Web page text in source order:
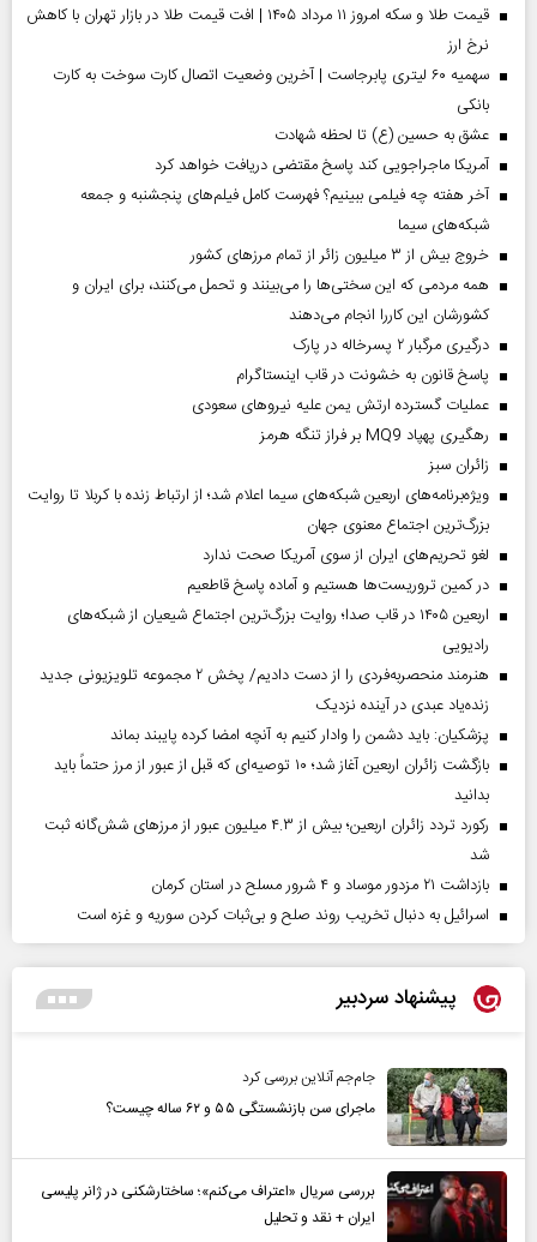
قیمت طلا و سکه امروز ۱۱ مرداد ۱۴۰۵ | افت قیمت طلا در بازار تهران با کاهش
نرخ ارز
سهمیه ۶۰ لیتری پابرجاست | آخرین وضعیت اتصال کارت سوخت به کارت
بانکی
عشق به حسین (ع) تا لحظه شهادت
آمریکا ماجراجویی کند پاسخ مقتضی دریافت خواهد کرد
آخر هفته چه فیلمی ببینیم؟ فهرست کامل فیلم‌های پنجشنبه و جمعه
شبکه‌های سیما
خروج بیش از ۳ میلیون زائر از تمام مرز‌های کشور
همه مردمی که این سختی‌ها را می‌بینند و تحمل می‌کنند، برای ایران و
کشورشان این کاررا انجام می‌دهند
درگیری مرگبار ۲ پسرخاله در پارک
پاسخ قانون به خشونت در قاب اینستاگرام
عملیات گسترده ارتش یمن علیه نیروهای سعودی
رهگیری پهپاد MQ9 بر فراز تنگه هرمز
‌زائران سبز
ویژه‌برنامه‌های اربعین شبکه‌های سیما اعلام شد؛ از ارتباط زنده با کربلا تا روایت
بزرگ‌ترین اجتماع معنوی جهان
لغو تحریم‌های ایران از سوی آمریکا صحت ندارد
در کمین تروریست‌ها هستیم و آماده پاسخ قاطعیم
اربعین ۱۴۰۵ در قاب صدا؛ روایت بزرگ‌ترین اجتماع شیعیان از شبکه‌های
رادیویی
هنرمند منحصر‌به‌فردی را از دست دادیم/ پخش ۲ مجموعه تلویزیونی جدید
زنده‌یاد عبدی در آینده نزدیک
پزشکیان: باید دشمن را وادار کنیم به آنچه امضا کرده پایبند بماند
بازگشت زائران اربعین آغاز شد؛ ۱۰ توصیه‌ای که قبل از عبور از مرز حتماً باید
بدانید
رکورد تردد زائران اربعین؛ بیش از ۴.۳ میلیون عبور از مرزهای شش‌گانه ثبت
شد
بازداشت ۲۱ مزدور موساد و ۴ شرور مسلح در استان کرمان
اسرائیل به دنبال تخریب روند صلح و بی‌ثبات کردن سوریه و غزه است
پیشنهاد سردبیر
جام‌جم آنلاین بررسی کرد
ماجرای سن بازنشستگی ۵۵ و ۶۲ ساله چیست؟
بررسی سریال «اعتراف می‌کنم»؛ ساختارشکنی در ژانر پلیسی
ایران + نقد و تحلیل